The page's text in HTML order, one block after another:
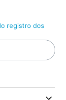
registro dos